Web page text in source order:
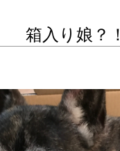
箱入り娘？！